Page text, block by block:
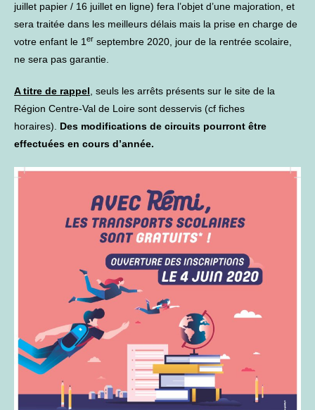
juillet papier / 16 juillet en ligne) fera l’objet d’une majoration, et
sera traitée dans les meilleurs délais mais la prise en charge de
votre enfant le 1 er septembre 2020, jour de la rentrée scolaire,
ne sera pas garantie.
A titre de rappel , seuls les arrêts présents sur le site de la
Région Centre-Val de Loire sont desservis (cf fiches
horaires). Des modifications de circuits pourront être
effectuées en cours d’année.